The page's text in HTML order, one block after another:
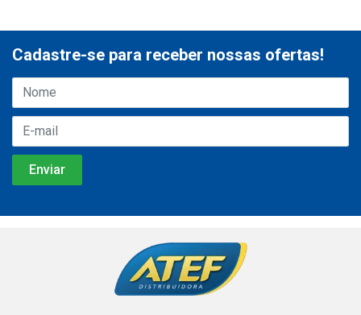
Cadastre-se para receber nossas ofertas!